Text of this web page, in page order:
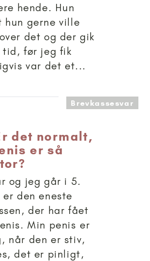
hende. Hun
hun gerne ville
det og der gik
tid, før jeg fik
var det et...
anbefalet til 11+Brevkassesvar
det normalt,
er så
og jeg går i 5.
er den eneste
der har fået
Min penis er
når den er stiv,
det er pinligt,